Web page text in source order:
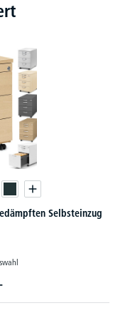
Selbsteinzug